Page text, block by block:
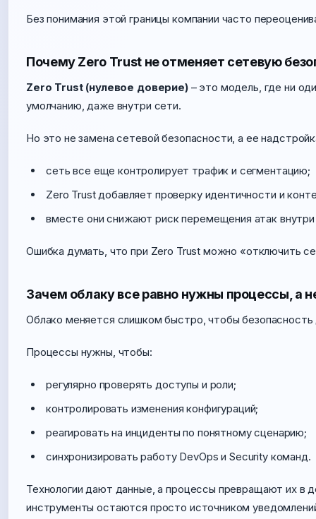
Без понимания этой границы компании часто
Почему Zero Trust не отменяет сетевую
Zero Trust (нулевое доверие)– это модель, где ни
умолчанию, даже внутри сети.
Но это не замена сетевой безопасности, а ее
сеть все еще контролирует трафик и сегментацию;
Zero Trust добавляет проверку идентичности и
вместе они снижают риск перемещения атак
Ошибка думать, что при Zero Trust можно «отключить
Зачем облаку все равно нужны процессы, а
Облако меняется слишком быстро, чтобы
Процессы нужны, чтобы:
регулярно проверять доступы и роли;
контролировать изменения конфигураций;
реагировать на инциденты по понятному сценарию;
синхронизировать работу DevOps и Security команд.
Технологии дают данные, а процессы превращают их в
инструменты остаются просто источником